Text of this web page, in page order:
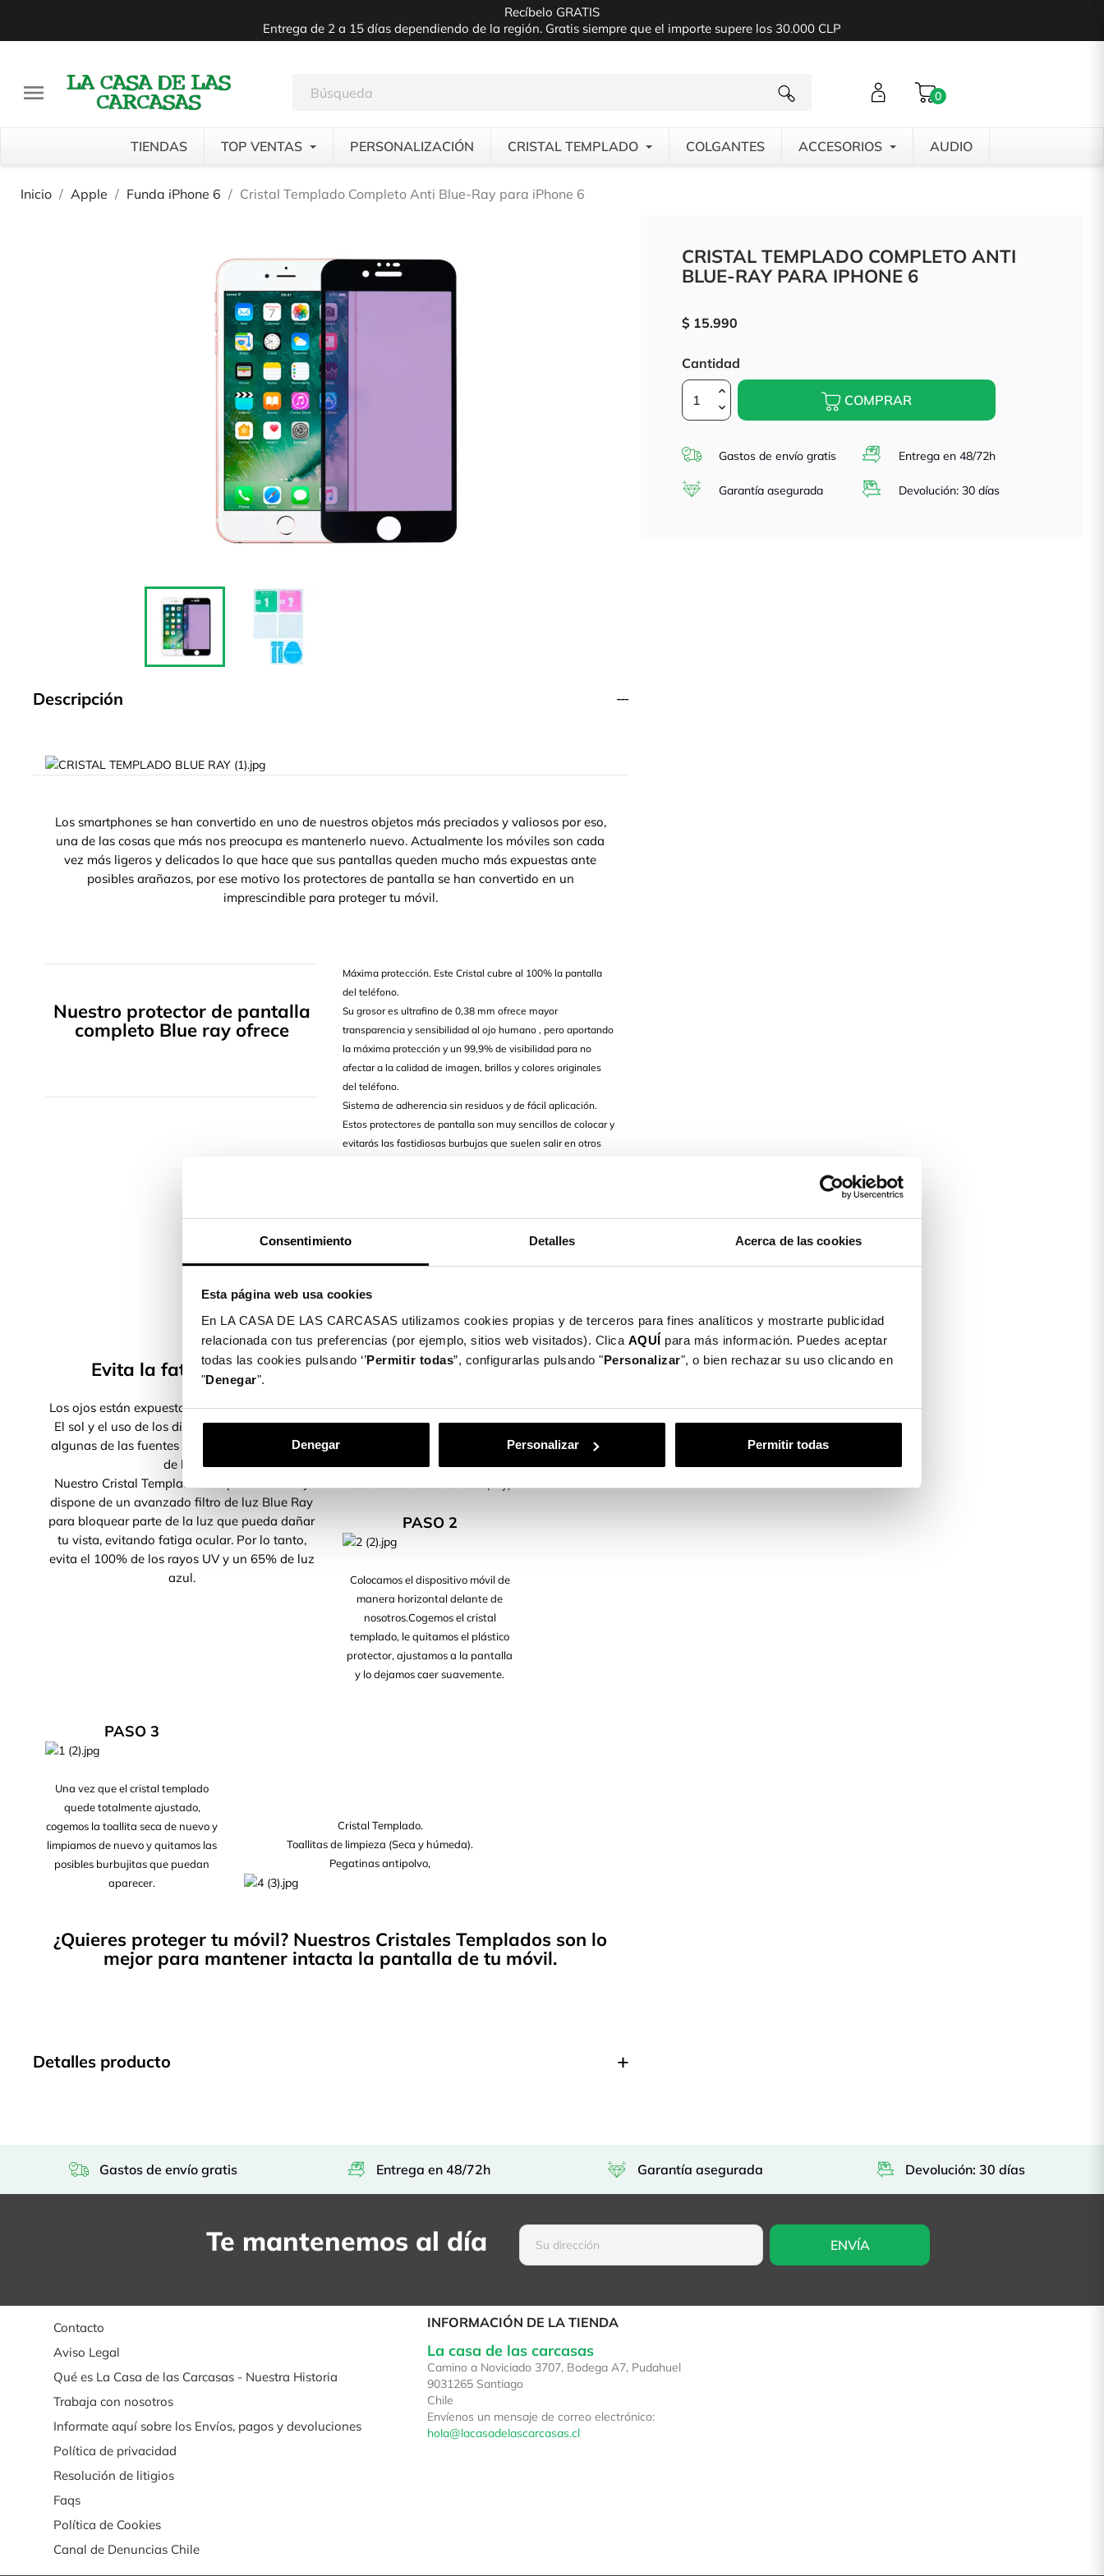
Consentimiento Detalles Acerca de las cookies
Esta página web usa cookies
En LA CASA DE LAS CARCASAS utilizamos cookies propias y de terceros para fines analíticos y mostrarte publicidad
relacionada con tus preferencias (por ejemplo, sitios web visitados). Clica AQUÍ para más información. Puedes aceptar
todas las cookies pulsando ‘’Permitir todas”, configurarlas pulsando "Personalizar", o bien rechazar su uso clicando en
"Denegar".
Denegar Personalizar Permitir todas
Recíbelo GRATIS
Entrega de 2 a 15 días dependiendo de la región. Gratis siempre que el importe supere los 30.000 CLP
 0
TIENDAS TOP VENTAS PERSONALIZACIÓN CRISTAL TEMPLADO COLGANTES ACCESORIOS AUDIO
Inicio Apple Funda iPhone 6 Cristal Templado Completo Anti Blue-Ray para iPhone 6
Descripción
Los smartphones se han convertido en uno de nuestros objetos más preciados y valiosos por eso,
una de las cosas que más nos preocupa es mantenerlo nuevo. Actualmente los móviles son cada
vez más ligeros y delicados lo que hace que sus pantallas queden mucho más expuestas ante
posibles arañazos, por ese motivo los protectores de pantalla se han convertido en un
imprescindible para proteger tu móvil.
Nuestro protector de pantalla
completo Blue ray ofrece
Máxima protección. Este Cristal cubre al 100% la pantalla
del teléfono.
Su grosor es ultrafino de 0,38 mm ofrece mayor
transparencia y sensibilidad al ojo humano , pero aportando
la máxima protección y un 99,9% de visibilidad para no
afectar a la calidad de imagen, brillos y colores originales
del teléfono.
Sistema de adherencia sin residuos y de fácil aplicación.
Estos protectores de pantalla son muy sencillos de colocar y
evitarás las fastidiosas burbujas que suelen salir en otros
reduce significativamente el polvo, el aceite y las manchas
de huellas dactilares.
Evita la fatiga ocular
Los ojos están expuestos a diario a la luz azul.
El sol y el uso de los dispositivos móviles son
algunas de las fuentes de emisión de este tipo
de luz.
Nuestro Cristal Templado Completo Blue Ray
dispone de un avanzado filtro de luz Blue Ray
para bloquear parte de la luz que pueda dañar
tu vista, evitando fatiga ocular. Por lo tanto,
evita el 100% de los rayos UV y un 65% de luz
azul.
PASO 1
Limpiamos la pantalla de nuestro
húmeda (Wet) y posteriormente
PASO 2
Colocamos el dispositivo móvil de
manera horizontal delante de
nosotros.Cogemos el cristal
templado, le quitamos el plástico
protector, ajustamos a la pantalla
y lo dejamos caer suavemente.
PASO 3
Una vez que el cristal templado
quede totalmente ajustado,
cogemos la toallita seca de nuevo y
limpiamos de nuevo y quitamos las
posibles burbujitas que puedan
aparecer.
Cristal Templado.
Toallitas de limpieza (Seca y húmeda).
Pegatinas antipolvo,
¿Quieres proteger tu móvil? Nuestros Cristales Templados son lo
mejor para mantener intacta la pantalla de tu móvil.
Detalles producto
CRISTAL TEMPLADO COMPLETO ANTI
BLUE-RAY PARA IPHONE 6
$ 15.990
Cantidad
COMPRAR
Gastos de envío gratis Entrega en 48/72h
Garantía asegurada Devolución: 30 días
Gastos de envío gratis Entrega en 48/72h Garantía asegurada Devolución: 30 días
Te mantenemos al día
Contacto
Aviso Legal
Qué es La Casa de las Carcasas - Nuestra Historia
Trabaja con nosotros
Informate aquí sobre los Envíos, pagos y devoluciones
Política de privacidad
Resolución de litigios
Faqs
Política de Cookies
Canal de Denuncias Chile
INFORMACIÓN DE LA TIENDA
La casa de las carcasas
Camino a Noviciado 3707, Bodega A7, Pudahuel
9031265 Santiago
Chile
Envíenos un mensaje de correo electrónico:
hola@lacasadelascarcasas.cl